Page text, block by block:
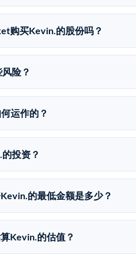
，因为它是一家私有公司。最近
购买Kevin.的股份吗？
以通过填写本页表单或在
册的经纪交易商，自2019年以
险？
大风险。Kevin.的股份流动性低
司的估值在融资轮次之间可能大
运作的？
合格投资者通过二级市场平台从
成这些交易，代表双方处理合规
投资？
两种退出途径：在二级市场将股
都是不可预测的，投资者应做好
的最低金额是多少？
IPO产品的最低投资金额为
交易相关费用。
Kevin.的估值？